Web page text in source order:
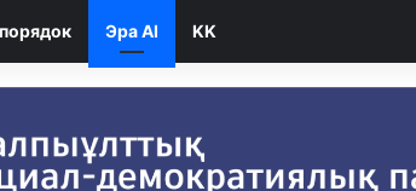
Эра AI KK